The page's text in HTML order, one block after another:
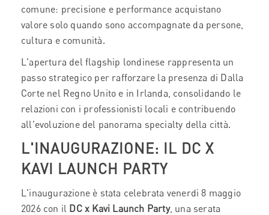
comune: precisione e performance acquistano
valore solo quando sono accompagnate da persone,
cultura e comunità.
L'apertura del flagship londinese rappresenta un
passo strategico per rafforzare la presenza di Dalla
Corte nel Regno Unito e in Irlanda, consolidando le
relazioni con i professionisti locali e contribuendo
all'evoluzione del panorama specialty della città.
L'INAUGURAZIONE: IL DC X
KAVI LAUNCH PARTY
L'inaugurazione è stata celebrata venerdi 8 maggio
2026 con il DC x Kavi Launch Party, una serata